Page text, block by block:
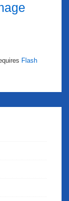
Flash